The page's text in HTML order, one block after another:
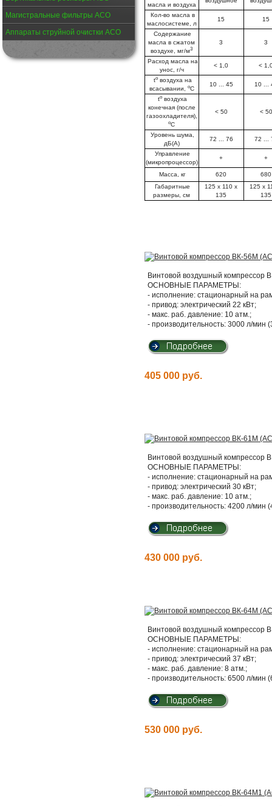
Магистральные фильтры АСО
Аппараты струйной очистки АСО
масла и воздуха
Кол-во масла в
маслосистеме, л
15 15
Содержание
масла в сжатом
воздухе, мг/м3
3 3
Расход масла на
унос, г/ч
< 1,0 <
to воздуха на
всасывании,
оС
10 ... 45 10 ...
tо воздуха
конечная (после
газоохладителя),
оС
< 50 < 50
Уровень шума,
дБ(А)
72 ... 76 72 ...
Управление
(микропроцессор)
+ +
Масса, кг 620
680
Габаритные
размеры, см
125 x 110 x
135
125 x
135
Винтовой воздушный компрессор
ОСНОВНЫЕ ПАРАМЕТРЫ:
- исполнение: стационарный на
- привод: электрический 22 кВт;
- макс. раб. давление: 10 атм.;
- производительность: 3000 л/мин
405 000 руб.
Винтовой воздушный компрессор
ОСНОВНЫЕ ПАРАМЕТРЫ:
- исполнение: стационарный на
- привод: электрический 30 кВт;
- макс. раб. давление: 10 атм.;
- производительность: 4200 л/мин
430 000 руб.
Винтовой воздушный компрессор
ОСНОВНЫЕ ПАРАМЕТРЫ:
- исполнение: стационарный на
- привод: электрический 37 кВт;
- макс. раб. давление: 8 атм.;
- производительность: 6500 л/мин
530 000 руб.